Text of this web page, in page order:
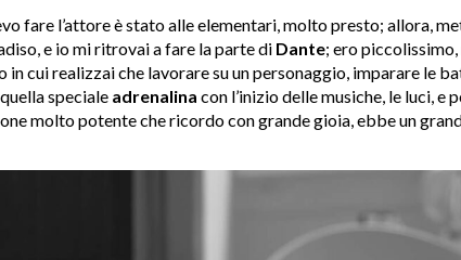
fare l’attore è stato alle elementari, molto presto; allora,
e io mi ritrovai a fare la parte di Dante; ero
cui realizzai che lavorare su un personaggio, imparare le
speciale adrenalina con l’inizio delle musiche, le luci, e
molto potente che ricordo con grande gioia, ebbe un